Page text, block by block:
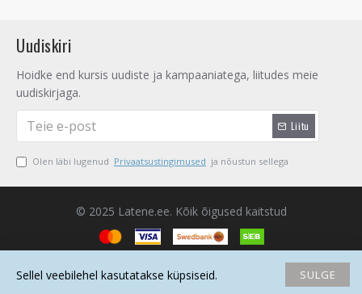
Uudiskiri
Hoidke end kursis uudiste ja kampaaniatega, liitudes meie
uudiskirjaga.
Liitu
Olen läbi lugenud Privaatsustingimused ja nõustun sellega
© 2025 Latene.ee. Kõik õigused kaitstud
Saada email Helista
SULGE
Sellel veebilehel kasutatakse küpsiseid.